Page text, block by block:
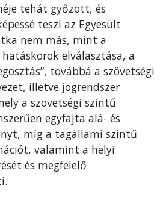
tehát győzött, és
teszi az Egyesült
nem más, mint a
elválasztása, a
továbbá a szövetségi
illetve jogrendszer
a szövetségi szintű
egyfajta alá- és
míg a tagállami szintű
valamint a helyi
és megfelelő